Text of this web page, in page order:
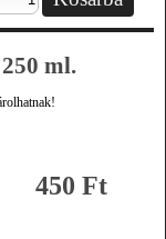
ml.
450 Ft